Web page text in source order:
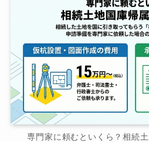
専門家に頼むといくら？相続